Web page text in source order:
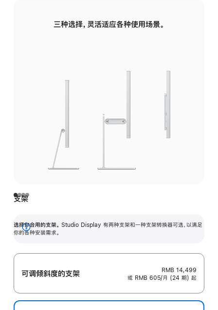
三种选择，灵活适应各种使用场景。
支架
选择你合用的支架。 Studio Display 有两种支架和一种支架转换器可选，以满足
你的各种安装需求。
展
可调倾斜度的支架
RMB 14,499
或 RMB 605/月 (24 期) 起